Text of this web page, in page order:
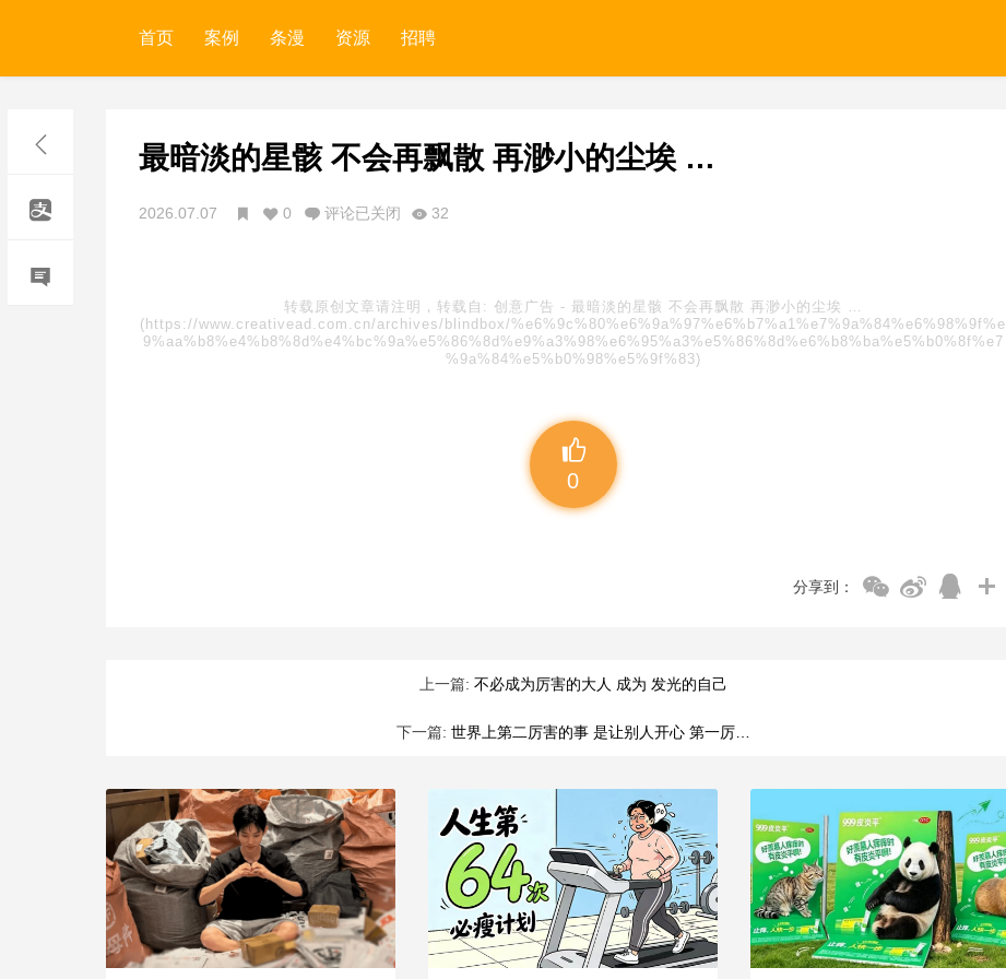
首页 案例 条漫 资源 招聘
最暗淡的星骸 不会再飘散 再渺小的尘埃 …
2026.07.07 0 评论已关闭 32
转载原创文章请注明，转载自: 创意广告 - 最暗淡的星骸 不会再飘散 再渺小的尘埃 …
(https://www.creativead.com.cn/archives/blindbox/%e6%9c%80%e6%9a%97%e6%b7%a1%e7%9a%84%e6%98%9f%e
9%aa%b8%e4%b8%8d%e4%bc%9a%e5%86%8d%e9%a3%98%e6%95%a3%e5%86%8d%e6%b8%ba%e5%b0%8f%e7
%9a%84%e5%b0%98%e5%9f%83)
0
分享到：
上一篇: 不必成为厉害的大人 成为 发光的自己
下一篇: 世界上第二厉害的事 是让别人开心 第一厉…